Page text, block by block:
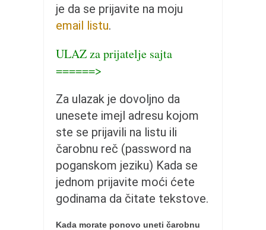
ćirilica
porodične priče
Okinava karate
moje beleške
istorija karatea
bubishi
kihon
je da se prijavite na moju
email listu.
ULAZ za prijatelje sajta
======>
Za ulazak je dovoljno da
unesete imejl adresu kojom
ste se prijavili na listu ili
čarobnu reč (password na
poganskom jeziku) Kada se
jednom prijavite moći ćete
godinama da čitate tekstove.
Kada morate ponovo uneti čarobnu